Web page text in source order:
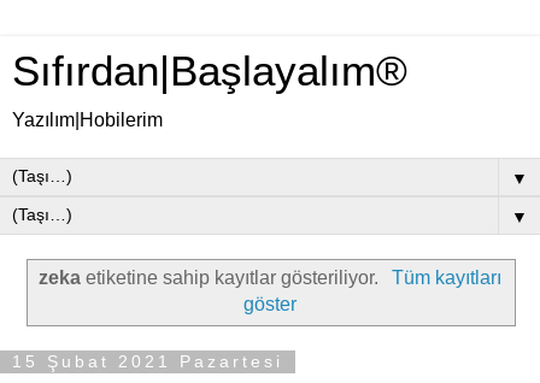
Sıfırdan|Başlayalım®
Yazılım|Hobilerim
▼
▼
zeka etiketine sahip kayıtlar gösteriliyor.
Tüm kayıtları
göster
15 Şubat 2021 Pazartesi